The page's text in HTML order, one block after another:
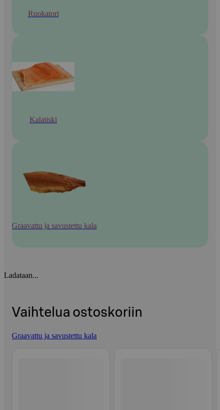
Ruokatori
Kalatiski
Graavattu ja savustettu kala
Ladataan...
Vaihtelua ostoskoriin
Graavattu ja savustettu kala